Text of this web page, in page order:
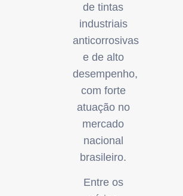
de tintas
industriais
anticorrosivas
e de alto
desempenho,
com forte
atuação no
mercado
nacional
brasileiro.
Entre os